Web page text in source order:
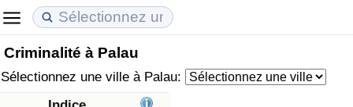
Criminalité à Palau
Sélectionnez une ville à Palau:
Coût de la vie
Indice du Coût de la Vie (Actuel)
Prix de l'immobilier
Indice des Prix de l'immobilier (Actuel)
Qualité de Vie
Indice de Qualité de Vie